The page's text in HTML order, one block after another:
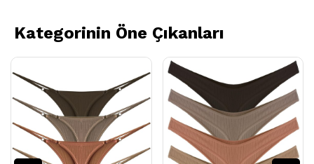
Kategorinin Öne Çıkanları